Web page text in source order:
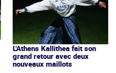
L'Athens Kallithea fait son
grand retour avec deux
nouveaux maillots